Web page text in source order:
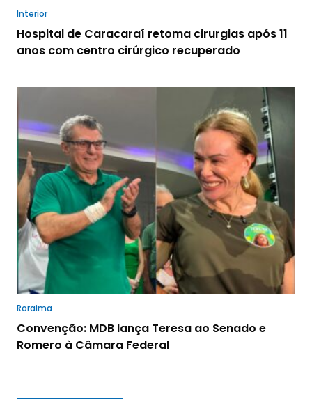
Interior
Hospital de Caracaraí retoma cirurgias após 11
anos com centro cirúrgico recuperado
Roraima
Convenção: MDB lança Teresa ao Senado e
Romero à Câmara Federal